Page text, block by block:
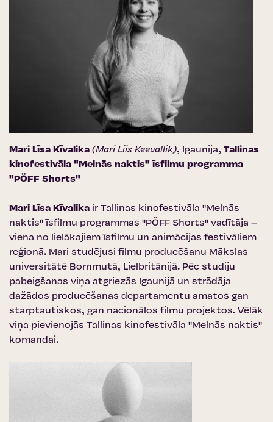
Mari Līsa Kīvalika (Mari Liis Keevallik), Igaunija, Tallinas
kinofestivāla "Melnās naktis" īsfilmu programma
"PÖFF Shorts"
Mari Līsa Kīvalika ir Tallinas kinofestivāla "Melnās
naktis" īsfilmu programmas "PÖFF Shorts" vadītāja –
viena no lielākajiem īsfilmu un animācijas festivāliem
reģionā. Mari studējusi filmu producēšanu Mākslas
universitātē Bornmutā, Lielbritānijā. Pēc studiju
pabeigšanas viņa atgriezās Igaunijā un strādāja
dažādos producēšanas departamentu amatos gan
starptautiskos, gan nacionālos filmu projektos. Vēlāk
viņa pievienojās Tallinas kinofestivāla "Melnās naktis"
komandai.